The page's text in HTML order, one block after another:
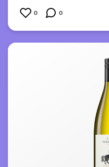
0 0